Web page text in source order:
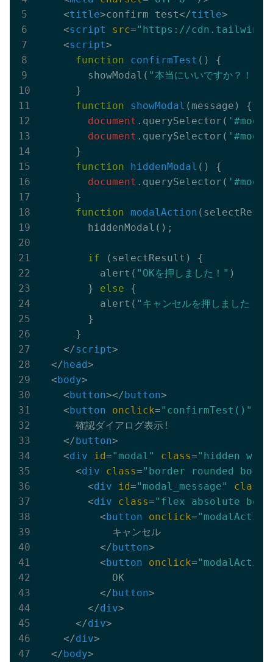
<title>confirm test</title>
<script src="https://
<script>
function
confirmTest ( ) {
        showModal(
"本当にいいですか？！"
      }
function
showModal ( message ) {
document .querySelector(
document .querySelector(
      }
function
hiddenModal ( ) {
document .querySelector(
      }
function
modalAction (
        hiddenModal();
if (selectResult) {
          alert(
"OKを押しました！" )
        }
else {
          alert(
"キャンセルを押しました！"
        }
      }
</script>
</head>
<body>
<button></button>
<button onclick="confirmTest()"
      確認ダイアログ表示!
</button>
<div id="modal" class="hidden w-
<div class="border rounded
<div id="modal_message" class
<div class="flex absolute
<button onclick=
            キャンセル
</button>
<button onclick=
            OK
</button>
</div>
</div>
</div>
</body>